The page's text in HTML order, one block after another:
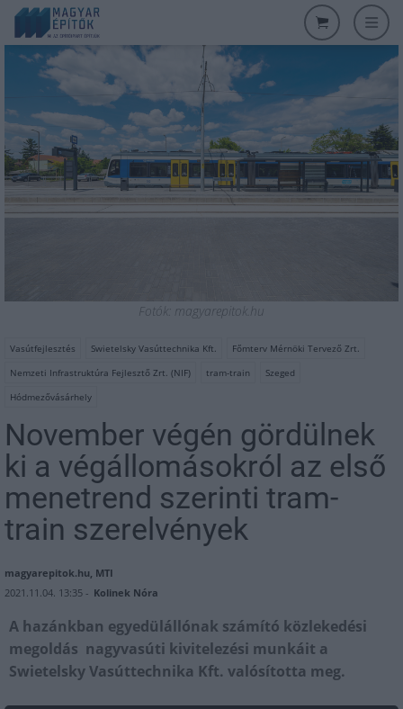
Fotók: magyarepitok.hu
Vasútfejlesztés Swietelsky Vasúttechnika Kft.
Főmterv Mérnöki Tervező Zrt.
Nemzeti Infrastruktúra Fejlesztő Zrt. (NIF)
tram-train
Szeged
Hódmezővásárhely
November végén gördülnek
ki a végállomásokról az első
menetrend szerinti tram-
train szerelvények
magyarepitok.hu, MTI
2021.11.04. 13:35 - Kolinek Nóra
A hazánkban egyedülállónak számító közlekedési
megoldás nagyvasúti kivitelezési munkáit a
Swietelsky Vasúttechnika Kft. valósította meg.